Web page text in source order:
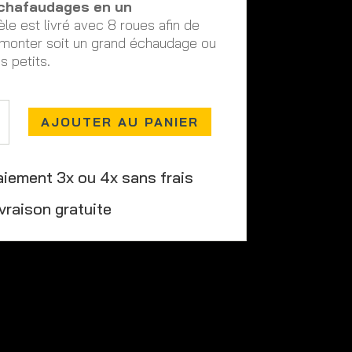
en un
est livré avec 8 roues afin de
soit un grand échaudage ou
petits.
AJOUTER AU PANIER
3x ou 4x sans frais
gratuite